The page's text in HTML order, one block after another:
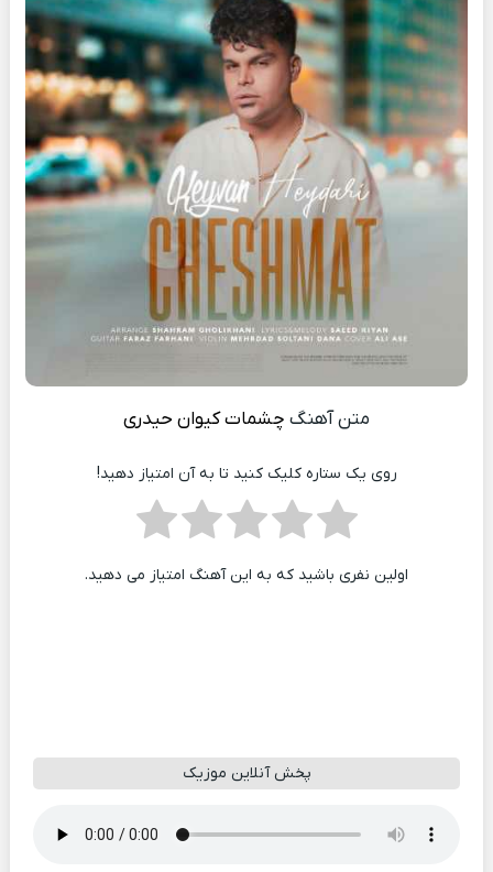
متن آهنگ چشماتکیوان حیدری
روی یک ستاره کلیک کنید تا به آن امتیاز دهید!
اولین نفری باشید که به این آهنگ امتیاز می دهید.
پخش آنلاین موزیک